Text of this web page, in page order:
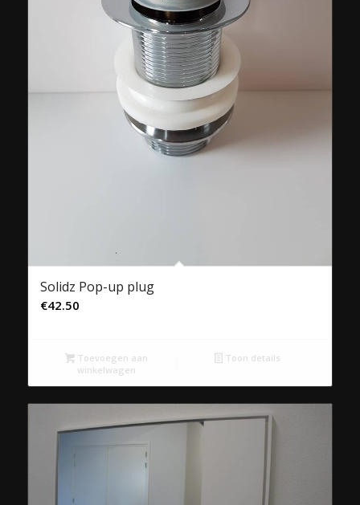
Solidz Pop-up plug
€42.50
Toevoegen aan
winkelwagen
Toon details